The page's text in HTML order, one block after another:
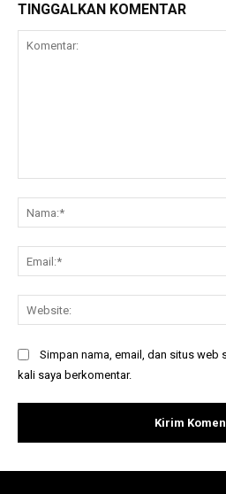
TINGGALKAN KOMENTAR
Simpan nama, email, dan situs web
kali saya berkomentar.